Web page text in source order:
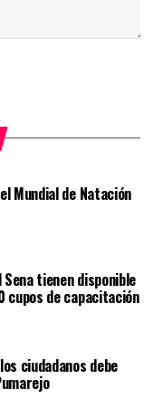
Mundial de Natación
tienen disponible
de capacitación
ciudadanos debe